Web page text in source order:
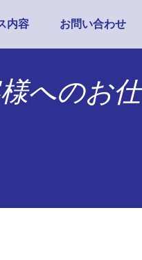
内容 お問い合わせ
へのお仕